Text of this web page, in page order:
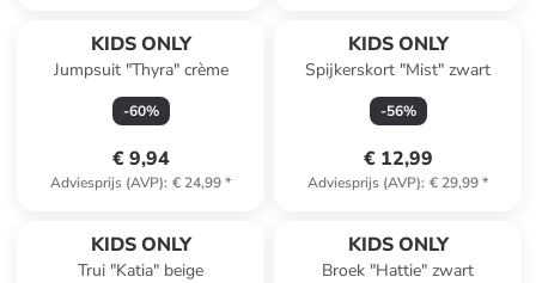
KIDS ONLY
Jumpsuit "Thyra" crème
-60%
€ 9,94
Adviesprijs (AVP): € 24,99*
KIDS ONLY
Spijkerskort "Mist" zwart
-56%
€ 12,99
Adviesprijs (AVP): € 29,99*
KIDS ONLY
Trui "Katia" beige
KIDS ONLY
Broek "Hattie" zwart